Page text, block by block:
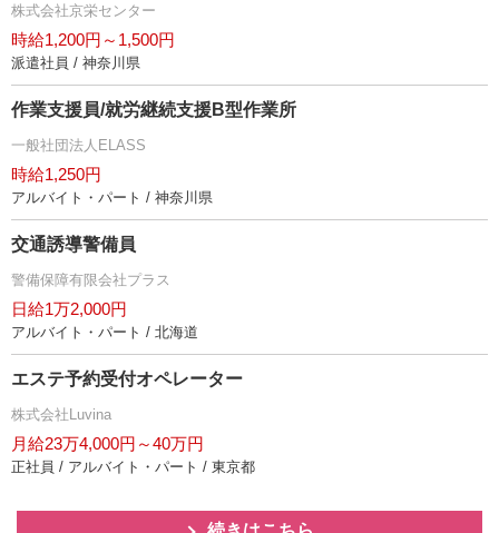
株式会社京栄センター
時給1,200円～1,500円
派遣社員 / 神奈川県
作業支援員/就労継続支援B型作業所
一般社団法人ELASS
時給1,250円
アルバイト・パート / 神奈川県
交通誘導警備員
警備保障有限会社プラス
日給1万2,000円
アルバイト・パート / 北海道
エステ予約受付オペレーター
株式会社Luvina
月給23万4,000円～40万円
正社員 / アルバイト・パート / 東京都